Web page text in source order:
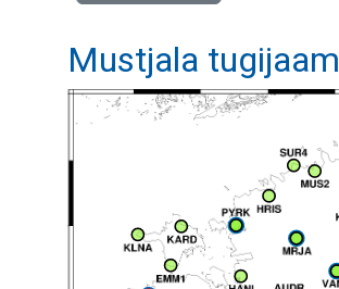
Mustjala tugijaam